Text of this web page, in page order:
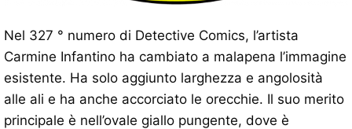
Nel 327 ° numero di Detective Comics, l’artista
Carmine Infantino ha cambiato a malapena l’immagine
esistente. Ha solo aggiunto larghezza e angolosità
alle ali e ha anche accorciato le orecchie. Il suo merito
principale è nell’ovale giallo pungente, dove è